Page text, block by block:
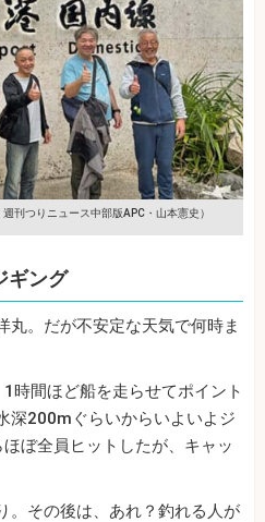
刊つりニュース中部版APC・山本憲史）
ギング
丸。だが不安定な天気で何時ま
時間ほど船を走らせてポイント
深200mぐらいからいよいよジ
ぼ全員ヒットしたが、キャッ
。その後は、あれ？釣れる人が